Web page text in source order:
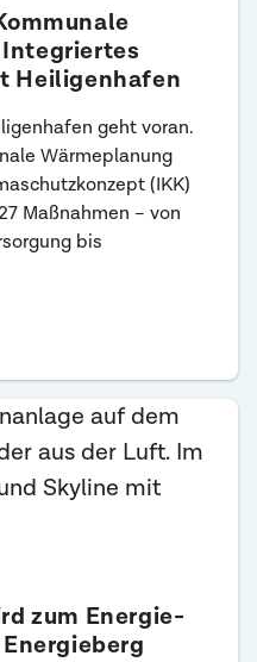
Heiligenhafen
geht voran.
Wärmeplanung
(IKK)
Maßnahmen – von
bis
zum Energie-